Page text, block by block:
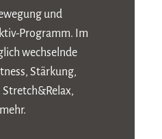
und
Programm. Im
wechselnde
Stärkung,
Stretch&Relax,